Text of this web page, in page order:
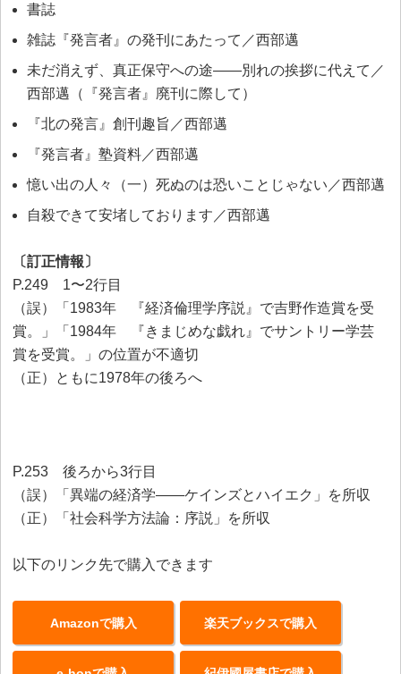
書誌
雑誌『発言者』の発刊にあたって／西部邁
未だ消えず、真正保守への途――別れの挨拶に代えて／
西部邁（『発言者』廃刊に際して）
『北の発言』創刊趣旨／西部邁
『発言者』塾資料／西部邁
憶い出の人々（一）死ぬのは恐いことじゃない／西部邁
自殺できて安堵しております／西部邁
〔訂正情報〕
P.249 1〜2行目
（誤）「1983年 『経済倫理学序説』で吉野作造賞を受
賞。」「1984年 『きまじめな戯れ』でサントリー学芸
賞を受賞。」の位置が不適切
（正）ともに1978年の後ろへ
P.253 後ろから3行目
（誤）「異端の経済学――ケインズとハイエク」を所収
（正）「社会科学方法論：序説」を所収
以下のリンク先で購入できます
Amazonで購入 楽天ブックスで購入